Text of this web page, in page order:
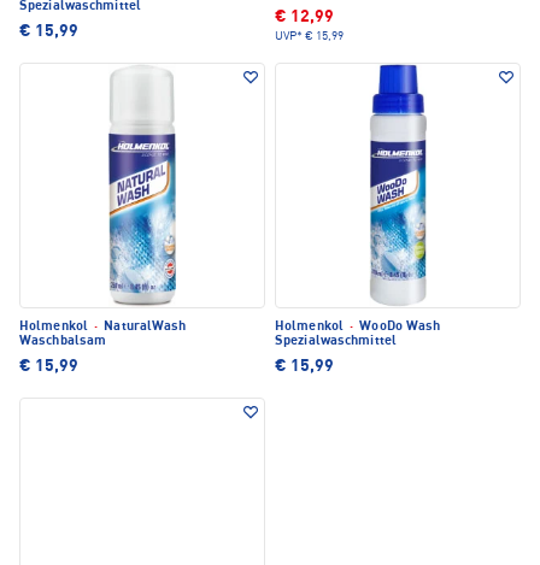
Spezialwaschmittel
€ 15,99
€ 12,99
UVP* € 15,99
Holmenkol · NaturalWash
Waschbalsam
€ 15,99
Holmenkol · WooDo Wash
Spezialwaschmittel
€ 15,99